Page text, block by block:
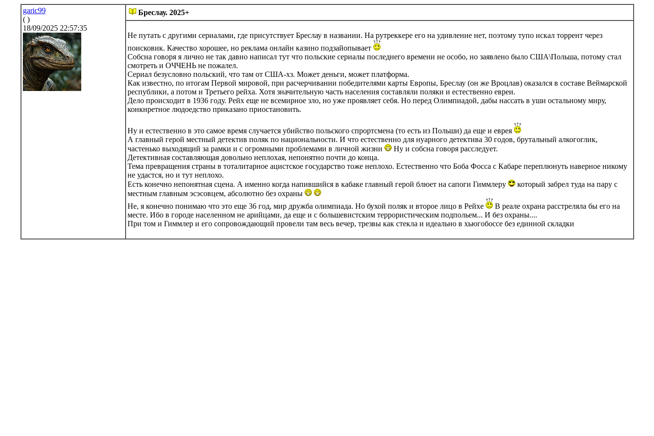
garic99
( )
18/09/2025 22:57:35
Бреслау. 2025+
Не путать с другими сериалами, где присутствует Бреслау в названии. На рутреккере его на удивление нет, поэтому тупо искал торрент через
поисковик. Качество хорошее, но реклама онлайн казино подзайопывает
Собсна говоря я лично не так давно написал тут что польские сериалы последнего времени не особо, но заявлено было США\Польша, потому стал
смотреть и ОЧЧЕНЬ не пожалел.
Сериал безусловно польский, что там от США-хз. Может деньги, может платформа.
Как известно, по итогам Первой мировой, при расчерчивании победителями карты Европы, Бреслау (он же Вроцлав) оказался в составе Веймарской
республики, а потом и Третьего рейха. Хотя значительную часть населения составляли поляки и естественно евреи.
Дело происходит в 1936 году. Рейх еще не всемирное зло, но уже проявляет себя. Но перед Олимпиадой, дабы нассать в уши остальному миру,
конкнретное людоедство приказано приостановить.
Ну и естественно в это самое время случается убийство польского спрортсмена (то есть из Польши) да еще и еврея
А главный герой местный детектив поляк по национальности. И что естественно для нуарного детектива 30 годов, брутальный алкогоглик,
частенько выходящий за рамки и с огромными проблемами в личной жизни
Ну и собсна говоря расследует.
Детективная составляющая довольно неплохая, непонятно почти до конца.
Тема превращения страны в тоталитарное ацистское государство тоже неплохо. Естественно что Боба Фосса с Кабаре переплюнуть наверное никому
не удастся, но и тут неплохо.
Есть конечно непонятная сцена. А именно когда напившийся в кабаке главный герой блюет на сапоги Гиммлеру
который забрел туда на пару с
местным главным эсэсовцем, абсолютно без охраны
Не, я конечно понимаю что это еще 36 год, мир дружба олимпиада. Но бухой поляк и второе лицо в Рейхе
В реале охрана расстреляла бы его на
месте. Ибо в городе населенном не арийцами, да еще и с большевистским террористическим подпольем... И без охраны....
При том и Гиммлер и его сопровождающий провели там весь вечер, трезвы как стекла и идеально в хьюгобоссе без единной складки